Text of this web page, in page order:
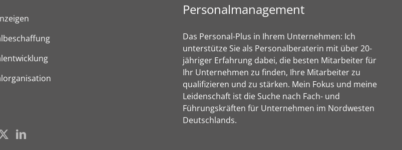
Personalmanagement
Das Personal-Plus in Ihrem Unternehmen: Ich
unterstütze Sie als Personalberaterin mit über 20-
jähriger Erfahrung dabei, die besten Mitarbeiter für
Ihr Unternehmen zu finden, Ihre Mitarbeiter zu
qualifizieren und zu stärken. Mein Fokus und meine
Leidenschaft ist die Suche nach Fach- und
Führungskräften für Unternehmen im Nordwesten
Deutschlands.